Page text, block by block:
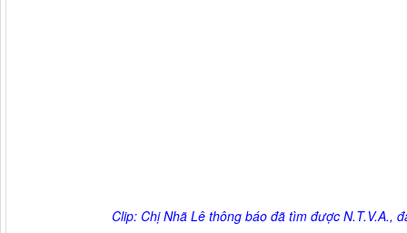
Clip: Chị Nhã Lê thông báo đã tìm được N.T.V.A.,